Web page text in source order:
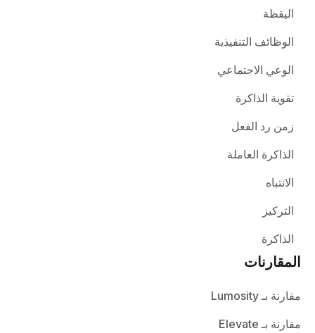
اليقظة
الوظائف التنفيذية
الوعي الاجتماعي
تقوية الذاكرة
زمن رد الفعل
الذاكرة العاملة
الانتباه
التركيز
الذاكرة
المقارنات
مقارنة بـ Lumosity
مقارنة بـ Elevate